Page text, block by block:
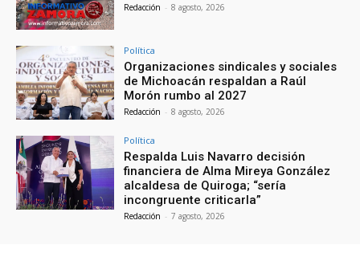
Redacción - 8 agosto, 2026
Política
Organizaciones sindicales y sociales
de Michoacán respaldan a Raúl
Morón rumbo al 2027
Redacción - 8 agosto, 2026
Política
Respalda Luis Navarro decisión
financiera de Alma Mireya González
alcaldesa de Quiroga; “sería
incongruente criticarla”
Redacción - 7 agosto, 2026